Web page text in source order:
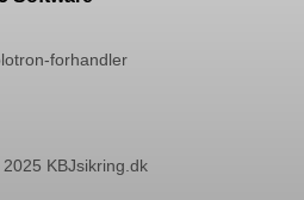
forhandler
KBJsikring.dk